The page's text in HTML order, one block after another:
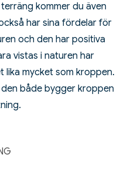
kommer du även
har sina fördelar för
och den har positiva
vistas i naturen har
lika mycket som kroppen.
både bygger kroppen